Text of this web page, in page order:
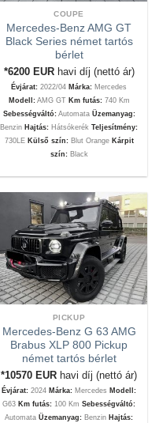
COUPE
Mercedes-Benz AMG GT
Black Series német tartós
bérlet
*6200 EUR havi díj (nettó ár)
Évjárat: 2022/04 Márka: Mercedes
Modell:AMG GT Km futás: 740 Km
Sebességváltó:Automata Üzemanyag:
Benzin Hajtás: Hátsókerék Teljesítmény:
730LE Külső szín:Blut Orange Kárpit
szín:Black
PICKUP
Mercedes-Benz G 63 AMG
Brabus XLP 800 Pickup
német tartós bérlet
*10570 EUR havi díj (nettó ár)
Évjárat: 2024 Márka: Mercedes Modell:
G63 Km futás: 100 Km Sebességváltó:
Automata Üzemanyag: Benzin Hajtás: